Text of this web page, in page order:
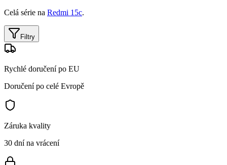
Celá série na Redmi 15c.
Filtry
Rychlé doručení po EU
Doručení po celé Evropě
Záruka kvality
30 dní na vrácení